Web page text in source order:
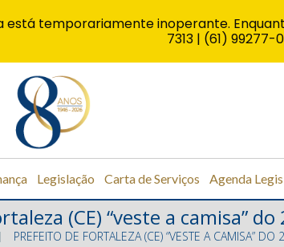
Legislação Carta de Serviços Agenda
(CE) “veste a camisa”
PREFEITO DE FORTALEZA (CE) “VESTE A CAMISA”
temporariamente inoperante.
7313 | (61) 99277-